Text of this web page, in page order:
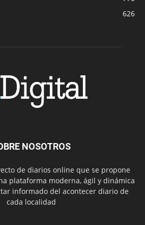
626
NOSOTROS
de diarios online que se propone
plataforma moderna, ágil y dinámica
informado del acontecer diario de
cada localidad